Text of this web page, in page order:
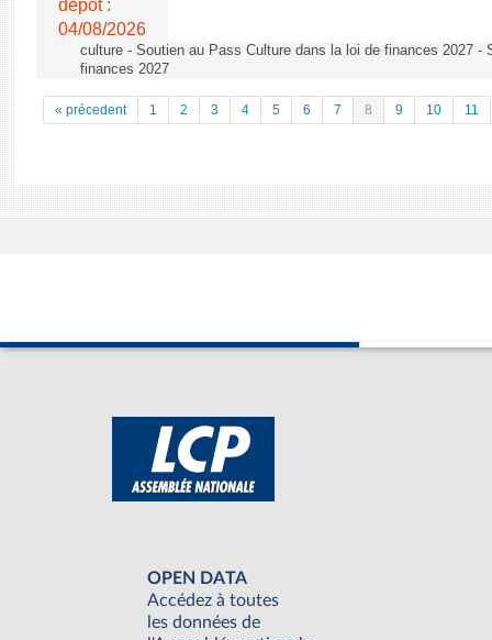
dépôt :
04/08/2026
culture - Soutien au Pass Culture dans la loi de finances 2027 -
finances 2027
« précedent 1 2 3 4 5 6 7 8 9 10 11
OPEN DATA
Accédez à toutes
les données de